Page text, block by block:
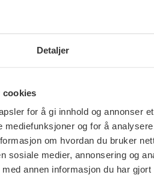
Detaljer
cookies
for å gi innhold og annonser
mediefunksjoner og for å
om hvordan du bruker
sosiale medier, annonsering og
annen informasjon du har gjort
og personvern